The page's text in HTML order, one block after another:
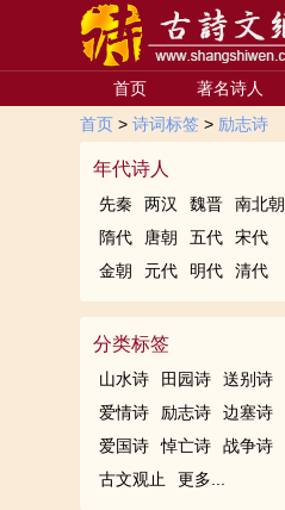
首页 著名诗人
首页 >诗词标签 > 励志诗
年代诗人
先秦 两汉 魏晋
南北朝
隋代
唐朝 五代
宋代
金朝
元代 明代 清代
分类标签
山水诗 田园诗
送别诗
爱情诗
励志诗
边塞诗
爱国诗
悼亡诗
战争诗
古文观止
更多...